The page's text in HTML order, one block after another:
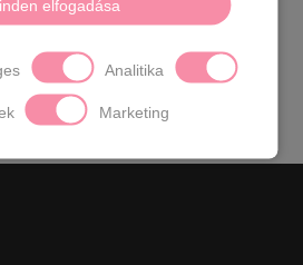
1,5 cmSarok:2,5
25 cm
elfogadása
Analitika
Marketing